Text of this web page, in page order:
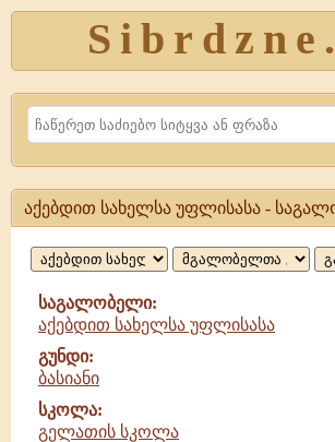
Search
აქებდით
სახელსა
უფლისასა,
საგალობელი
აქებდით სახელსა უფლისასა -
საგალობელი:
აქებდით სახელსა უფლისასა
გუნდი:
ბასიანი
სკოლა:
გელათის სკოლა